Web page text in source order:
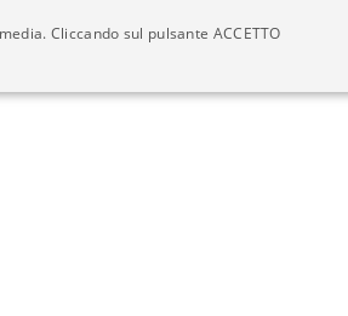
Cliccando sul pulsante ACCETTO